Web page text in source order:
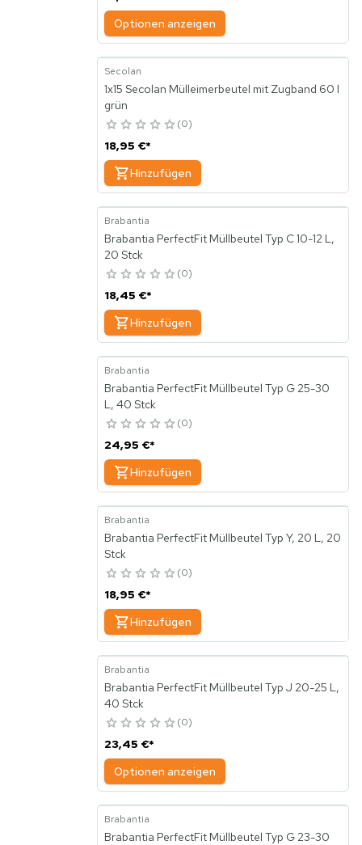
Optionen anzeigen
Secolan
1x15 Secolan Mülleimerbeutel mit Zugband 60 l
grün
0
18,95 €*
Hinzufügen
Brabantia
Brabantia PerfectFit Müllbeutel Typ C 10-12 L,
20 Stck
0
18,45 €*
Hinzufügen
Brabantia
Brabantia PerfectFit Müllbeutel Typ G 25-30
L, 40 Stck
0
24,95 €*
Hinzufügen
Brabantia
Brabantia PerfectFit Müllbeutel Typ Y, 20 L, 20
Stck
0
18,95 €*
Hinzufügen
Brabantia
Brabantia PerfectFit Müllbeutel Typ J 20-25 L,
40 Stck
0
23,45 €*
Optionen anzeigen
Brabantia
Brabantia PerfectFit Müllbeutel Typ G 23-30